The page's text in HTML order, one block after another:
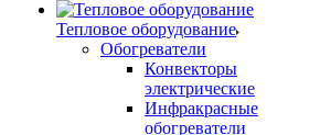
Тепловое оборудование
Обогреватели
Конвекторы
электрические
Инфракрасные
обогреватели